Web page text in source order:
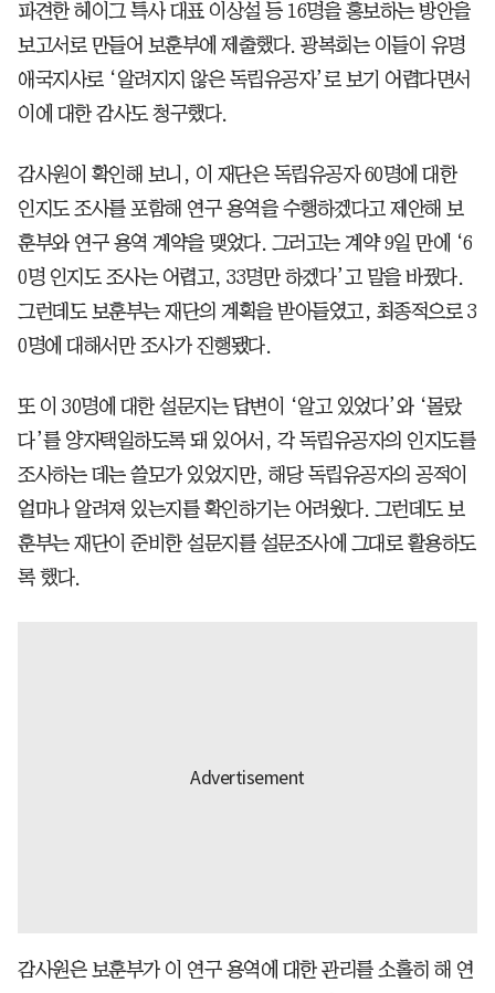
파견한 헤이그 특사 대표 이상설 등 16명을 홍보하는 방안을
보고서로 만들어 보훈부에 제출했다. 광복회는 이들이 유명
애국지사로 ‘알려지지 않은 독립유공자’로 보기 어렵다면서
이에 대한 감사도 청구했다.
감사원이 확인해 보니, 이 재단은 독립유공자 60명에 대한
인지도 조사를 포함해 연구 용역을 수행하겠다고 제안해 보
훈부와 연구 용역 계약을 맺었다. 그러고는 계약 9일 만에 ‘6
0명 인지도 조사는 어렵고, 33명만 하겠다’고 말을 바꿨다.
그런데도 보훈부는 재단의 계획을 받아들였고, 최종적으로 3
0명에 대해서만 조사가 진행됐다.
또 이 30명에 대한 설문지는 답변이 ‘알고 있었다’와 ‘몰랐
다’를 양자택일하도록 돼 있어서, 각 독립유공자의 인지도를
조사하는 데는 쓸모가 있었지만, 해당 독립유공자의 공적이
얼마나 알려져 있는지를 확인하기는 어려웠다. 그런데도 보
훈부는 재단이 준비한 설문지를 설문조사에 그대로 활용하도
록 했다.
감사원은 보훈부가 이 연구 용역에 대한 관리를 소홀히 해 연